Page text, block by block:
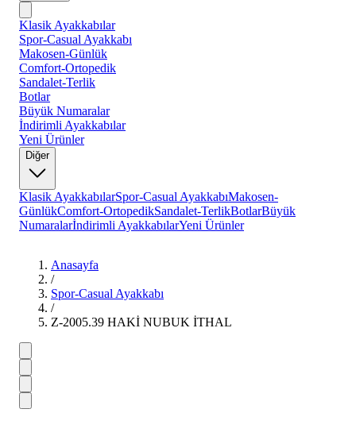
Klasik Ayakkabılar
Spor-Casual Ayakkabı
Makosen-Günlük
Comfort-Ortopedik
Sandalet-Terlik
Botlar
Büyük Numaralar
İndirimli Ayakkabılar
Yeni Ürünler
Diğer
Klasik AyakkabılarSpor-Casual AyakkabıMakosen-
GünlükComfort-OrtopedikSandalet-TerlikBotlarBüyük
Numaralarİndirimli AyakkabılarYeni Ürünler
Anasayfa
/
Spor-Casual Ayakkabı
/
Z-2005.39 HAKİ NUBUK İTHAL